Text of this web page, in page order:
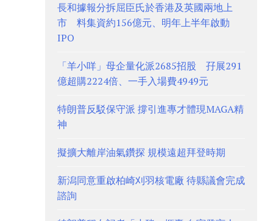
長和據報分拆屈臣氏於香港及英國兩地上
市 料集資約156億元、明年上半年啟動
IPO
「羊小咩」母企量化派2685招股 孖展291
億超購2224倍、一手入場費4949元
特朗普反駁保守派 撐引進專才體現MAGA精
神
擬擴大離岸油氣鑽探 規模遠超拜登時期
新潟同意重啟柏崎刈羽核電廠 待縣議會完成
諮詢